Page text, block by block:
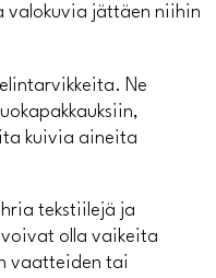
jättäen niihin
Ne
kuivia aineita
tekstiilejä ja
olla vaikeita
vaatteiden tai